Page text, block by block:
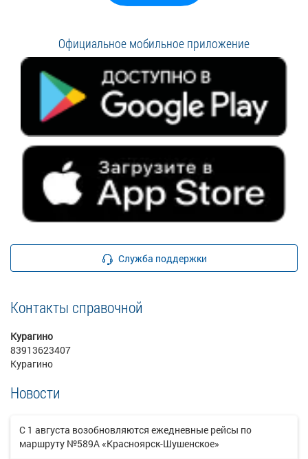
Официальное мобильное приложение
Служба поддержки
Контакты справочной
Курагино
83913623407
Курагино
Новости
С 1 августа возобновляются ежедневные рейсы по
маршруту №589А «Красноярск-Шушенское»